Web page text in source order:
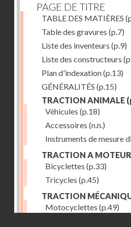
PAGE DE TITRE
TABLE DES MATIÈRES
Table des gravures (p.7)
Liste des inventeurs (p.9)
Liste des constructeurs
Plan d'indexation(p.13)
GÉNÉRALITÉS (p.15)
TRACTION ANIMALE
Véhicules (p.18)
Accessoires (n.n.)
Instruments de mesure
TRACTION A
Bicyclettes (p.33)
Tricycles (p.45)
TRACTION
Motocyclettes (p.49)